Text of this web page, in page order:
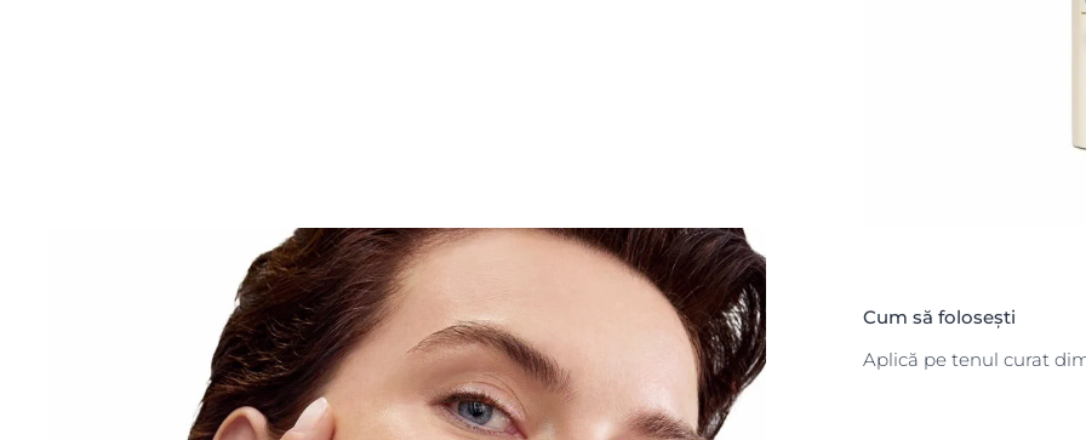
Oferă protecție ridicată UVA și UVB și ajută la prevenirea
fotoîmbătrânirii și apariției petelor pigmentare cauzate de soare.
Formula ultra-ușoară de îngrijire a pielii nu este lipicioasă și nu lasă
peliculă grasă, fiind potrivită pentru pielea sensibilă.
Este dovedit clinic și dermatologic că are eficiență ridicată pe toate
tipurile de piele.
*Măsurători instrumentale efectuate la 2 ore după o singură aplicare,
într-un studiu clinic cu 32 de voluntari.
Cum să folosești
Aplică pe tenul curat